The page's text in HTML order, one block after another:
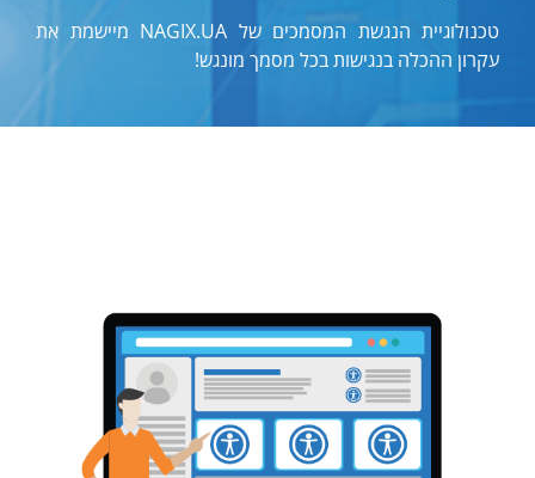
טכנולוגיית הנגשת המסמכים של NAGIX.UA מיישמת את
עקרון ההכלה בנגישות בכל מסמך מונגש!